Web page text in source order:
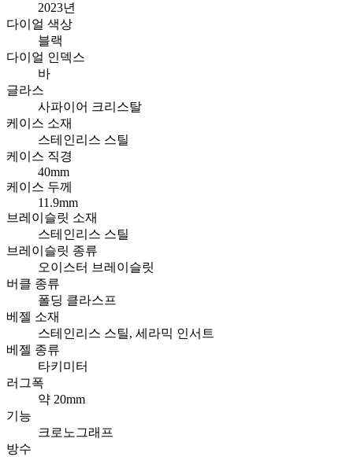
2023년
다이얼 색상
블랙
다이얼 인덱스
바
글라스
사파이어 크리스탈
케이스 소재
스테인리스 스틸
케이스 직경
40mm
케이스 두께
11.9mm
브레이슬릿 소재
스테인리스 스틸
브레이슬릿 종류
오이스터 브레이슬릿
버클 종류
폴딩 클라스프
베젤 소재
스테인리스 스틸, 세라믹 인서트
베젤 종류
타키미터
러그폭
약 20mm
기능
크로노그래프
방수